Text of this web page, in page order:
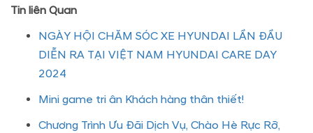
Tin liên Quan
NGÀY HỘI CHĂM SÓC XE HYUNDAI LẦN ĐẦU
DIỄN RA TẠI VIỆT NAM HYUNDAI CARE DAY
2024
Mini game tri ân Khách hàng thân thiết!
Chương Trình Ưu Đãi Dịch Vụ, Chào Hè Rực Rỡ,